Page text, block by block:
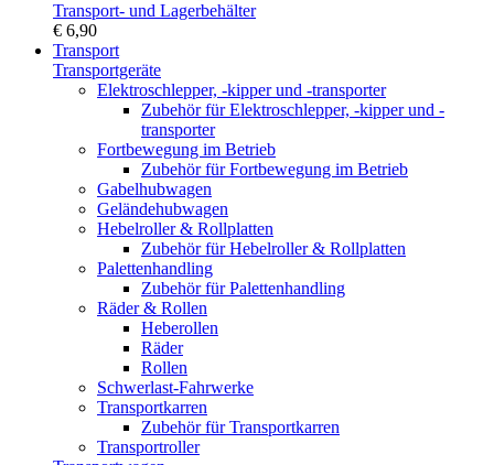
Transport- und Lagerbehälter
€ 6,90
Transport
Transportgeräte
Elektroschlepper, -kipper und -transporter
Zubehör für Elektroschlepper, -kipper und -
transporter
Fortbewegung im Betrieb
Zubehör für Fortbewegung im Betrieb
Gabelhubwagen
Geländehubwagen
Hebelroller & Rollplatten
Zubehör für Hebelroller & Rollplatten
Palettenhandling
Zubehör für Palettenhandling
Räder & Rollen
Heberollen
Räder
Rollen
Schwerlast-Fahrwerke
Transportkarren
Zubehör für Transportkarren
Transportroller